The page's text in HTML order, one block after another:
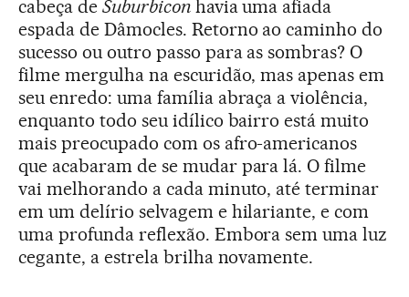
cabeça de Suburbiconhavia uma afiada
espada de Dâmocles. Retorno ao caminho do
sucesso ou outro passo para as sombras? O
filme mergulha na escuridão, mas apenas em
seu enredo: uma família abraça a violência,
enquanto todo seu idílico bairro está muito
mais preocupado com os afro-americanos
que acabaram de se mudar para lá. O filme
vai melhorando a cada minuto, até terminar
em um delírio selvagem e hilariante, e com
uma profunda reflexão. Embora sem uma luz
cegante, a estrela brilha novamente.